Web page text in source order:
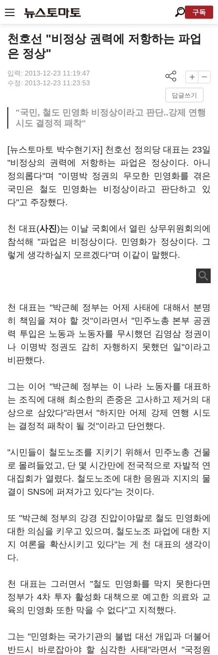
구독
천호선 "비정상 권력에 저항하는 파업
은 정상"
입력: 2013-12-23 11:19:47
수정: 2013-12-23 11:23:53
답글쓰기
"국민, 철도 민영화 비정상이라고 판단..강제 연행
시도 결정적 패착"
[뉴스토마토 박수현기자] 천호선 정의당 대표는 23일
"비정상의 권력에 저항하는 파업은 정상이다. 아니
정의롭다"며 "이명박 정권의 무모한 민영화를 겪은
국민은 철도 민영화는 비정상이라고 판단하고 있
다"고 주장했다.
천 대표(사진)는 이날 국회에서 열린 상무위원회의에
참석해 "파업은 비정상이다. 민영화가 정상이다. 그
렇게 생각하실지 모르겠다"며 이같이 말했다.
천 대표는 "박근혜 정부는 어제 사태에 대해서 분명
히 책임을 져야 할 것"이라면서 "민주노총 본부 공권
력 투입은 노동과 노동자를 무시했던 김영삼 정권이
나 이명박 정권도 감히 자행하지 못했던 일"이라고
비판했다.
그는 이어 "박근혜 정부는 이 나라 노동자를 대표하
는 조직에 대해 최소한의 존중은 고사하고 제거의 대
상으로 삼았다"라면서 "하지만 어제 강제 연행 시도
는 결정적 패착이 될 것"이라고 단언했다.
"시민들이 철도노조를 지키기 위해서 민주노총 건물
로 몰려들었고, 단 몇 시간만에 전국적으로 자발적 연
대집회가 열렸다. 철도노조에 대한 응원과 지지의 물
결이 SNS에 퍼져가고 있다"는 것이다.
또 "박근혜 정부의 강경 진압이야말로 철도 민영화에
대한 의심을 키우고 있으며, 철도노조 파업에 대한 지
지 여론을 확산시키고 있다"는 게 천 대표의 생각이
다.
천 대표는 그러면서 "철도 민영화를 막지 못한다면
정부가 4차 투자 활성화 대책으로 예고한 의료와 교
육의 민영화 또한 막을 수 없다"고 지적했다.
그는 "민영화는 국가기관의 불법 대선 개입과 더불어
반드시 바로잡아야 할 심각한 사태"라면서 "국정원